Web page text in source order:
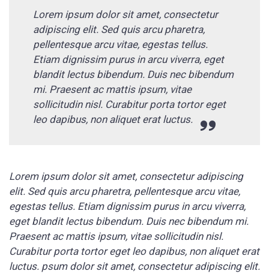
Lorem ipsum dolor sit amet, consectetur
adipiscing elit. Sed quis arcu pharetra,
pellentesque arcu vitae, egestas tellus.
Etiam dignissim purus in arcu viverra, eget
blandit lectus bibendum. Duis nec bibendum
mi. Praesent ac mattis ipsum, vitae
sollicitudin nisl. Curabitur porta tortor eget
leo dapibus, non aliquet erat luctus.
Lorem ipsum dolor sit amet, consectetur adipiscing
elit. Sed quis arcu pharetra, pellentesque arcu vitae,
egestas tellus. Etiam dignissim purus in arcu viverra,
eget blandit lectus bibendum. Duis nec bibendum mi.
Praesent ac mattis ipsum, vitae sollicitudin nisl.
Curabitur porta tortor eget leo dapibus, non aliquet erat
luctus. psum dolor sit amet, consectetur adipiscing elit.